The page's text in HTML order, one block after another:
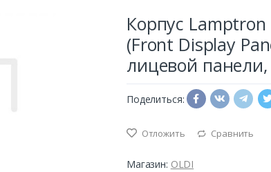
Корпус Lamptron
(Front Display
лицевой
Поделиться:
Отложить Сравнить
Магазин: OLDI